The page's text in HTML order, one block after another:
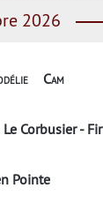
2026
Cam
Corbusier -
Pointe